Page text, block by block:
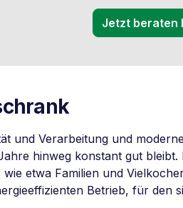
Jetzt beraten
und Verarbeitung und
hinweg konstant gut
etwa Familien und
Betrieb, für den